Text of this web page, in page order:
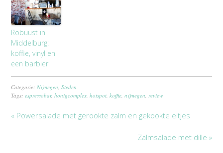
Robuust in
Middelburg:
koffie, vinyl en
een barbier
Categorie:Nijmegen ,Steden
Tags:espressobar,honigcomplex ,hotspot ,koffie ,nijmegen review
« Powersalade met gerookte zalm en gekookte eitjes
Zalmsalade met dille »